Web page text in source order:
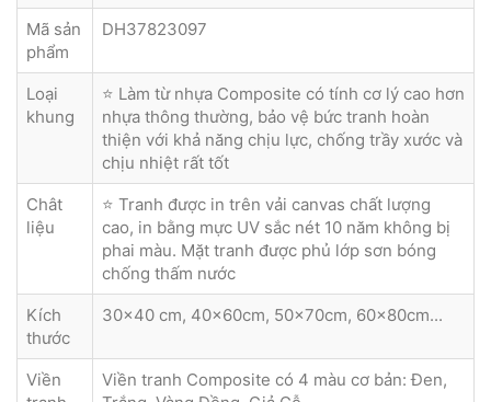
Mã sản
phẩm
DH37823097
Loại
khung
⭐ Làm từ nhựa Composite có tính cơ lý cao hơn
nhựa thông thường, bảo vệ bức tranh hoàn
thiện với khả năng chịu lực, chống trầy xước và
chịu nhiệt rất tốt
Chât
liệu
⭐ Tranh được in trên vải canvas chất lượng
cao, in bằng mực UV sắc nét 10 năm không bị
phai màu. Mặt tranh được phủ lớp sơn bóng
chống thấm nước
Kích
thước
30x40 cm, 40x60cm, 50x70cm, 60x80cm...
Viền
Viền tranh Composite có 4 màu cơ bản: Đen,